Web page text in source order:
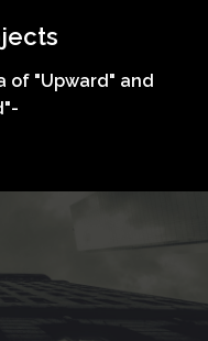
of "Upward" and